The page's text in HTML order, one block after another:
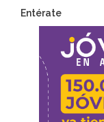
Entérate